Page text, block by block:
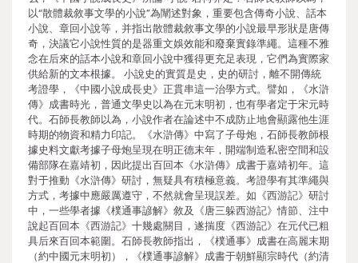
以“散體裁敘事文學的小說”為闡述對象，重要包含傳奇小說、話本
小說、章回小說等，并指出散體裁敘事文學的小說最早形狀是唐傳
奇，決議它小說性質的是器重文娛效能和廢棄實錄準繩。這種不雅
念在后來的話本小說和章回小說中獲得更充足表現，它們為實際家
供給新的文本根據。 小說史的實質是史，史的研討，離不開傳統
考證學，《中國小說成長史》正貫串這一治學方式。譬如，《水滸
傳》成書時光，普通文學史以為在元末明初，也有學者定于宋元時
代。石師長教師以為，小說作者在論述中不成防止地會顯露他生涯
時期的物資和精力印記。《水滸傳》中寫了子母炮，石師長教師根
據史料文獻考據子母炮呈現在明正德末年，開端制造私密空間和設
備部隊在嘉靖初，因此提出百回本《水滸傳》成書于嘉靖初年。這
對于推動《水滸傳》研討，無疑具有積極意義。考證學有其準繩與
方式，考據中應嚴厲遵守，不然就會呈現誤差。如《西游記》研討
中，一些學者據《樸通事諺解》敘及《唐三躲西游記》情節、注中
說起百回本《西游記》十幾處關目，遂揣度《西游記》在元代已粗
具后來百回本範圍。石師長教師指出，《樸通事》成書在高麗末期
（約中國元末明初），《樸通事諺解》成書于朝鮮顯宗時代（約清